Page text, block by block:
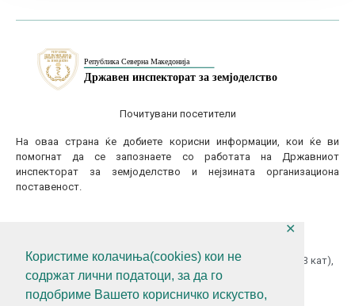
Користиме колачиња(cookies) кои не
содржат лични податоци, за да го
подобриме Вашето корисничко искуство,
✕
Почитувани посетители
На оваа страна ќе добиете корисни информации, кои ќе ви
помогнат да се запознаете со работата на Државниот
инспекторат за земјоделство и нејзината организациона
поставеност.
ул.Гоце Делчев бр.18 (Македонска Радио Телевизија 13 кат),
1000 Скопје, Р.С.Македонија
+389 (0)2 3121 462